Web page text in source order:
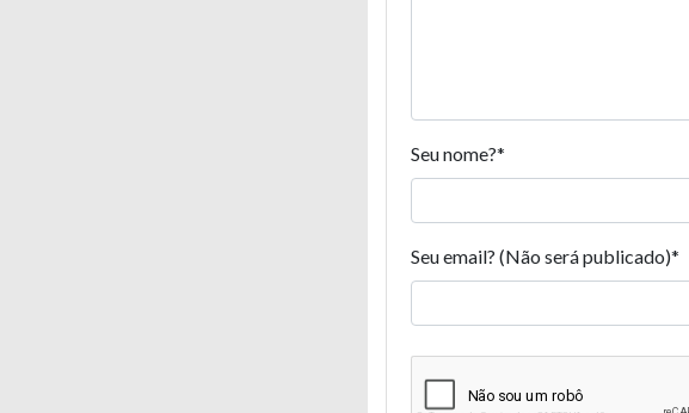
Seu nome?*
Seu email? (Não será publicado)*